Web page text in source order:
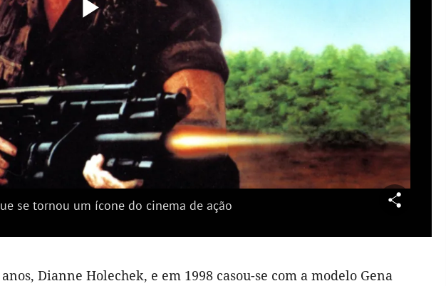
Reproduzir
Vídeo
se tornou um ícone do cinema de ação
Dianne Holechek, e em 1998 casou-se com a modelo Gena